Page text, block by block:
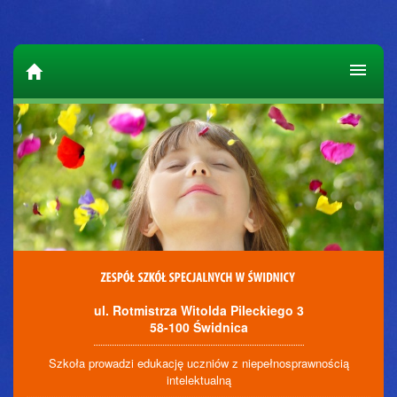
ul. Rotmistrza Witolda Pileckiego 3
58-100 Świdnica
Szkoła prowadzi edukację uczniów z niepełnosprawnością
intelektualną